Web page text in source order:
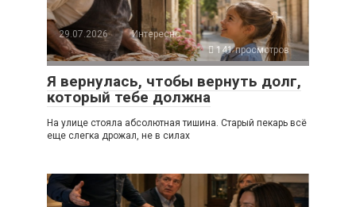
29.07.2026
Интересно
141 просмотров
Я вернулась, чтобы вернуть долг,
который тебе должна
На улице стояла абсолютная тишина. Старый пекарь всё
еще слегка дрожал, не в силах